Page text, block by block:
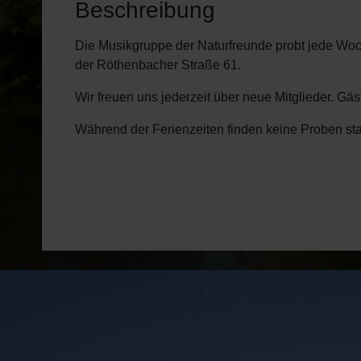
Beschreibung
Die Musikgruppe der Naturfreunde probt jede
der Röthenbacher Straße 61.
Wir freuen uns jederzeit über neue Mitglieder.
Während der Ferienzeiten finden keine Proben